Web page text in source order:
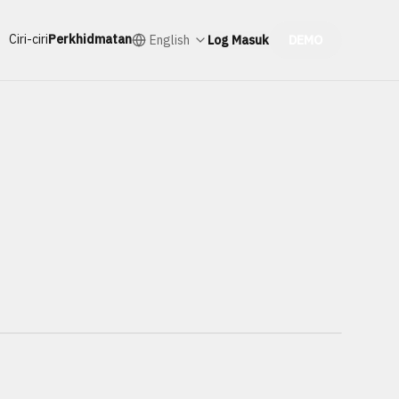
Ciri-ciriPerkhidmatan English Log Masuk